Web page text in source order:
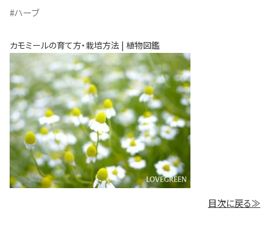
#ハーブ
カモミールの育て方・栽培方法 | 植物図鑑
目次に戻る≫